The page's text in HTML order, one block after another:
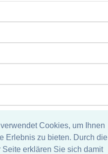
Cookies, um Ihnen
Erlebnis zu bieten. Durch die
Seite erklären Sie sich damit